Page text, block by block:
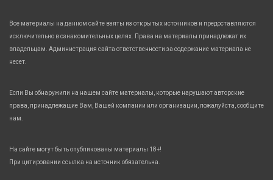
Все материалы на данном сайте взяты из открытых источников и предоставляются
исключительно в ознакомительных целях. Права на материалы принадлежат их
владельцам. Администрация сайта ответственности за содержание материала не
несет.
Если Вы обнаружили на нашем сайте материалы, которые нарушают авторские
права, принадлежащие Вам, Вашей компании или организации, пожалуйста, сообщите
нам.
На сайте могут быть опубликованы материалы 18+!
При цитировании ссылка на источник обязательна.